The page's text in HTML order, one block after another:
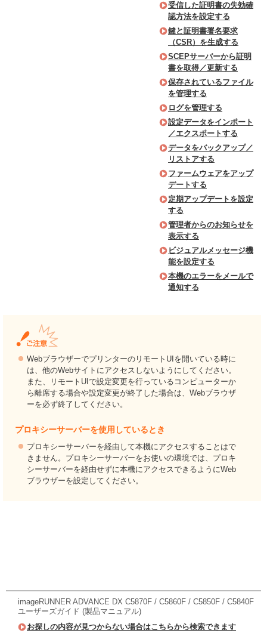
受信した証明書の失効確
認方法を設定する
鍵と証明書署名要求
（CSR）を生成する
SCEPサーバーから証明
書を取得／更新する
保存されているファイル
を管理する
ログを管理する
設定データをインポート
／エクスポートする
データをバックアップ／
リストアする
ファームウェアをアップ
デートする
定期アップデートを設定
する
管理者からのお知らせを
表示する
ビジュアルメッセージ機
能を設定する
本機のエラーをメールで
通知する
WebブラウザーでプリンターのリモートUIを開いている時に
は、他のWebサイトにアクセスしないようにしてください。
また、リモートUIで設定変更を行っているコンピューターか
ら離席する場合や設定変更が終了した場合は、Webブラウザ
ーを必ず終了してください。
プロキシーサーバーを使用しているとき
プロキシーサーバーを経由して本機にアクセスすることはで
きません。プロキシーサーバーをお使いの環境では、プロキ
シーサーバーを経由せずに本機にアクセスできるようにWeb
ブラウザーを設定してください。
imageRUNNER ADVANCE DX C5870F / C5860F / C5850F / C5840F
ユーザーズガイド (製品マニュアル)
お探しの内容が見つからない場合はこちらから検索できます